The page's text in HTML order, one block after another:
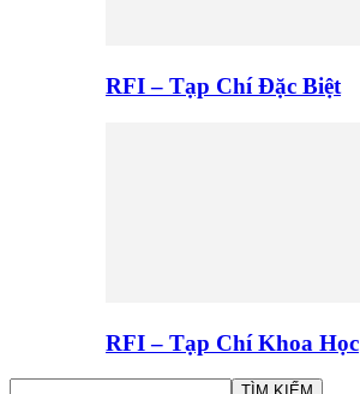
RFI – Tạp Chí Đặc Biệt
RFI – Tạp Chí Khoa Học